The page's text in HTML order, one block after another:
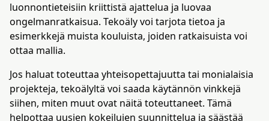
luonnontieteisiin kriittistä ajattelua ja luovaa
ongelmanratkaisua​​. Tekoäly voi tarjota tietoa ja
esimerkkejä muista kouluista, joiden ratkaisuista voi
ottaa mallia​​.
Jos haluat toteuttaa yhteisopettajuutta tai monialaisia
projekteja, tekoälyltä voi saada käytännön vinkkejä
siihen, miten muut ovat näitä toteuttaneet​. Tämä
helpottaa uusien kokeilujen suunnittelua ja säästää